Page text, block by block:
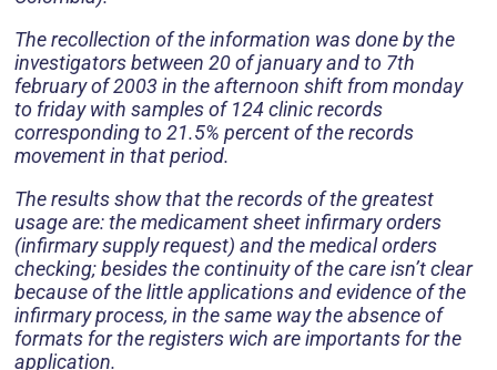
The recollection of the information was done by the
investigators between 20 of january and to 7th
february of 2003 in the afternoon shift from monday
to friday with samples of 124 clinic records
corresponding to 21.5% percent of the records
movement in that period.
The results show that the records of the greatest
usage are: the medicament sheet infirmary orders
(infirmary supply request) and the medical orders
checking; besides the continuity of the care isn’t clear
because of the little applications and evidence of the
infirmary process, in the same way the absence of
formats for the registers wich are importants for the
application.